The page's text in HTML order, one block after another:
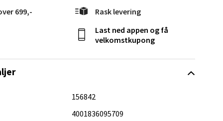
699,- Rask levering
Last ned appen og få
velkomstkupong
156842
4001836095709